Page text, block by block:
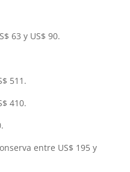
63 y US$ 90.
511.
410.
entre US$ 195 y